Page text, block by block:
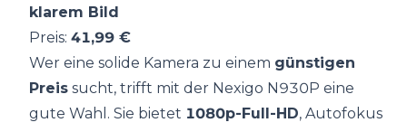
klarem Bild
Preis: 41,99 €
Wer eine solide Kamera zu einem günstigen
Preis sucht, trifft mit der Nexigo N930P eine
gute Wahl. Sie bietet 1080p-Full-HD, Autofokus